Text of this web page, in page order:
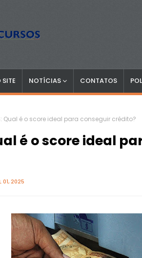
SITE NOTÍCIAS CONTATOS
Qual é o score ideal para conseguir crédito?
é o score ideal
01, 2025